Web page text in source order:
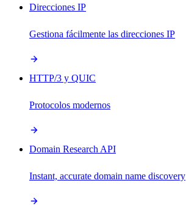
Direcciones IP
Gestiona fácilmente las direcciones IP
HTTP/3 y QUIC
Protocolos modernos
Domain Research API
Instant, accurate domain name discovery